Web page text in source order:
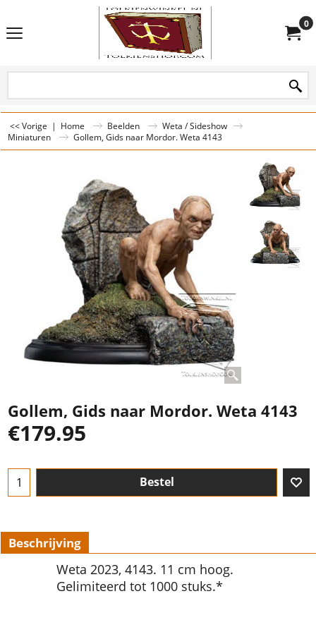
0
<< Vorige | Home Beelden
Weta / Sideshow
Miniaturen
Gollem, Gids naar Mordor. Weta 4143
Gollem, Gids naar Mordor. Weta 4143
€179.95
Bestel
Beschrijving
Weta 2023, 4143. 11 cm hoog.
Gelimiteerd tot 1000 stuks.*